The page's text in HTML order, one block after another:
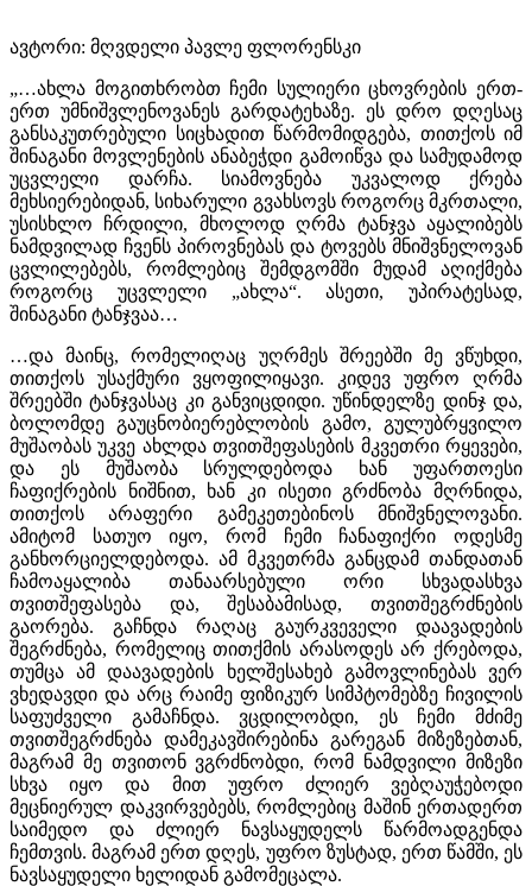
ავტორი: მღვდელი პავლე ფლორენსკი
„…ახლა მოგითხრობთ ჩემი სულიერი ცხოვრების ერთ-
ერთ უმნიშვლენოვანეს გარდატეხაზე. ეს დრო დღესაც
განსაკუთრებული სიცხადით წარმომიდგება, თითქოს იმ
შინაგანი მოვლენების ანაბეჭდი გამოიწვა და სამუდამოდ
უცვლელი დარჩა. სიამოვნება უკვალოდ ქრება
მეხსიერებიდან, სიხარული გვახსოვს როგორც მკრთალი,
უსისხლო ჩრდილი, მხოლოდ ღრმა ტანჯვა აყალიბებს
ნამდვილად ჩვენს პიროვნებას და ტოვებს მნიშვნელოვან
ცვლილებებს, რომლებიც შემდგომში მუდამ აღიქმება
როგორც უცვლელი „ახლა“. ასეთი, უპირატესად,
შინაგანი ტანჯვაა…
…და მაინც, რომელიღაც უღრმეს შრეებში მე ვწუხდი,
თითქოს უსაქმური ვყოფილიყავი. კიდევ უფრო ღრმა
შრეებში ტანჯვასაც კი განვიცდიდი. უწინდელზე დინჯ და,
ბოლომდე გაუცნობიერებლობის გამო, გულუბრყვილო
მუშაობას უკვე ახლდა თვითშეფასების მკვეთრი რყევები,
და ეს მუშაობა სრულდებოდა ხან უფართოესი
ჩაფიქრების ნიშნით, ხან კი ისეთი გრძნობა მღრნიდა,
თითქოს არაფერი გამეკეთებინოს მნიშვნელოვანი.
ამიტომ სათუო იყო, რომ ჩემი ჩანაფიქრი ოდესმე
განხორციელდებოდა. ამ მკვეთრმა განცდამ თანდათან
ჩამოაყალიბა თანაარსებული ორი სხვადასხვა
თვითშეფასება და, შესაბამისად, თვითშეგრძნების
გაორება. გაჩნდა რაღაც გაურკვეველი დაავადების
შეგრძნება, რომელიც თითქმის არასოდეს არ ქრებოდა,
თუმცა ამ დაავადების ხელშესახებ გამოვლინებას ვერ
ვხედავდი და არც რაიმე ფიზიკურ სიმპტომებზე ჩივილის
საფუძველი გამაჩნდა. ვცდილობდი, ეს ჩემი მძიმე
თვითშეგრძნება დამეკავშირებინა გარეგან მიზეზებთან,
მაგრამ მე თვითონ ვგრძნობდი, რომ ნამდვილი მიზეზი
სხვა იყო და მით უფრო ძლიერ ვებღაუჭებოდი
მეცნიერულ დაკვირვებებს, რომლებიც მაშინ ერთადერთ
საიმედო და ძლიერ ნავსაყუდელს წარმოადგენდა
ჩემთვის. მაგრამ ერთ დღეს, უფრო ზუსტად, ერთ წამში, ეს
ნავსაყუდელი ხელიდან გამომეცალა.